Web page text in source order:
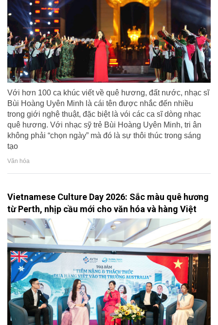
Với hơn 100 ca khúc viết về quê hương, đất nước, nhạc sĩ
Bùi Hoàng Uyên Minh là cái tên được nhắc đến nhiều
trong giới nghệ thuật, đặc biệt là vói các ca sĩ dòng nhạc
quê hương. Với nhạc sỹ trẻ Bùi Hoàng Uyên Minh, tri ân
không phải “chọn ngày” mà đó là sự thôi thúc trong sáng
tạo
Văn hóa
Vietnamese Culture Day 2026: Sắc màu quê hương
từ Perth, nhịp cầu mới cho văn hóa và hàng Việt